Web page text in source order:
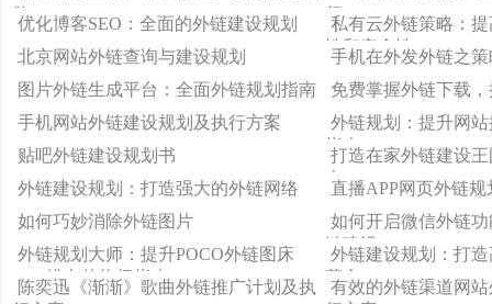
欲
行
优化博客SEO：全面的外链建设规划
私有云外链策略：
性和安全性
北京网站外链查询与建设规划
手机在外发外链之
图片外链生成平台：全面外链规划指南
免费掌握外链下载
手机网站外链建设规划及执行方案
外链规划：提升网
指南
贴吧外链建设规划书
打造在家外链建设
南
外链建设规划：打造强大的外链网络
直播APP网页外链规
如何巧妙消除外链图片
如何开启微信外链
链建设
外链规划大师：提升POCO外链图床
SEO排名的终极指南
外链建设规划：打
革命
陈奕迅《渐渐》歌曲外链推广计划及执
有效的外链渠道网